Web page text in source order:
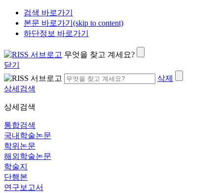
검색 바로가기
본문 바로가기(skip to content)
하단정보 바로가기
무엇을 찾고 계세요?
닫기
삭제
상세검색
상세검색
통합검색
국내학술논문
학위논문
해외학술논문
학술지
단행본
연구보고서